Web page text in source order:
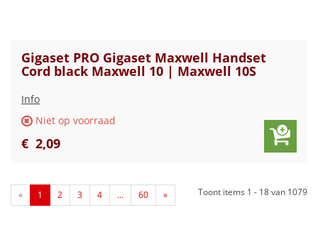
Gigaset PRO Gigaset Maxwell Handset
Cord black Maxwell 10 | Maxwell 10S
Info
Niet op voorraad
€ 2,09
Toont items 1 - 18van 1079
« 1 2 3 4 ... 60 »